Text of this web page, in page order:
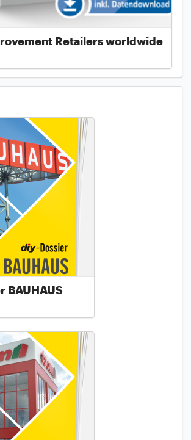
Retailers worldwide
BAUHAUS